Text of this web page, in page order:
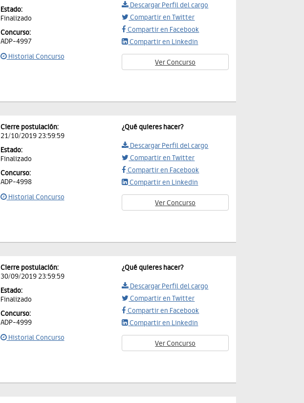
Estado:
Finalizado
Concurso:
ADP-4997
Historial Concurso
Descargar Perfil del cargo
Compartir en Twitter
Compartir en Facebook
Compartir en Linkedin
Ver Concurso
Cierre postulación:
21/10/2019 23:59:59
Estado:
Finalizado
Concurso:
ADP-4998
Historial Concurso
¿Qué quieres hacer?
Descargar Perfil del cargo
Compartir en Twitter
Compartir en Facebook
Compartir en Linkedin
Ver Concurso
Cierre postulación:
30/09/2019 23:59:59
Estado:
Finalizado
Concurso:
ADP-4999
Historial Concurso
¿Qué quieres hacer?
Descargar Perfil del cargo
Compartir en Twitter
Compartir en Facebook
Compartir en Linkedin
Ver Concurso